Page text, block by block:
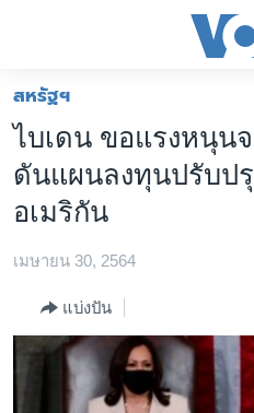
ต่อ
ข้าม
ไป
เนื้อหา
หลัก
ไป
ข้าม
ไป
หน้าหลัก
โลก
เอเชีย
ไทย
ธุรกิจ
วิทยาศาสตร์
สังคมและสุขภาพ
สหรัฐฯ
ไบเดน ขอแรงหนุน
ดันแผนลงทุนปรับป
อเมริกัน
เมษายน 30, 2564
แบ่งปัน